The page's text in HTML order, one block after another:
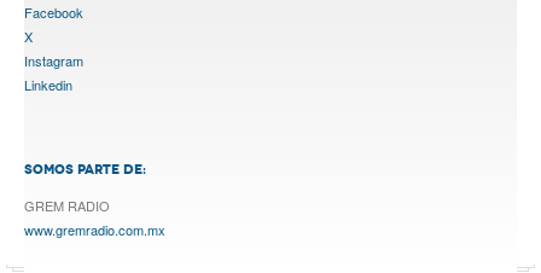
Facebook
X
Instagram
Linkedin
SOMOS PARTE DE:
GREM RADIO
www.gremradio.com.mx